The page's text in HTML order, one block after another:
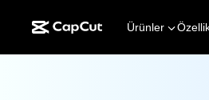
Ürünler